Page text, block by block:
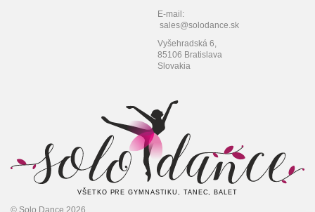
E-mail:
sales@solodance.sk
Vyšehradská 6,
85106 Bratislava
Slovakia
VŠETKO PRE GYMNASTIKU, TANEC, BALET
© Solo Dance 2026